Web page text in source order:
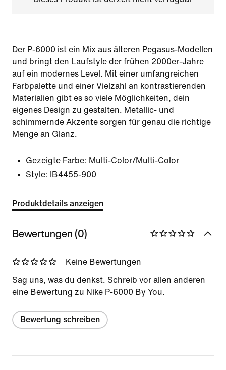
Der P-6000 ist ein Mix aus älteren Pegasus-Modellen
und bringt den Laufstyle der frühen 2000er-Jahre
auf ein modernes Level. Mit einer umfangreichen
Farbpalette und einer Vielzahl an kontrastierenden
Materialien gibt es so viele Möglichkeiten, dein
eigenes Design zu gestalten. Metallic- und
schimmernde Akzente sorgen für genau die richtige
Menge an Glanz.
Gezeigte Farbe: Multi-Color/Multi-Color
Style:
IB4455-900
Produktdetails anzeigen
Bewertungen (0)
Keine Bewertungen
Sag uns, was du denkst. Schreib vor allen anderen
eine Bewertung zu Nike P-6000 By You.
Bewertung schreiben